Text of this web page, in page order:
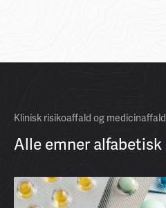
Klinisk risikoaffald og medicinaffald
Alle emner alfabetisk